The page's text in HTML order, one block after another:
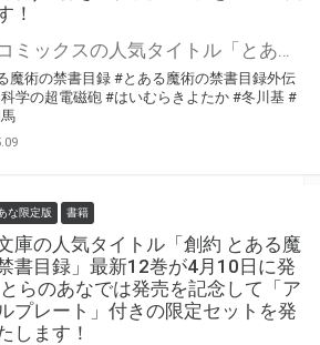
！
魔術の禁書目録 #とある魔術の禁書目録外伝
学の超電磁砲 #はいむらきよたか #冬川基 #
な限定版 書籍
庫の人気タイトル「創約 とある魔
書目録」最新12巻が4月10日に発
らのあなでは発売を記念して「ア
プレート」付きの限定セットを発
します！